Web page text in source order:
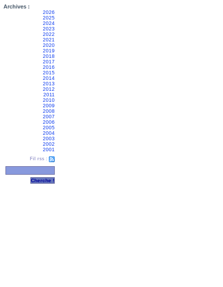
Archives :
2026
2025
2024
2023
2022
2021
2020
2019
2018
2017
2016
2015
2014
2013
2012
2011
2010
2009
2008
2007
2006
2005
2004
2003
2002
2001
Fil rss :